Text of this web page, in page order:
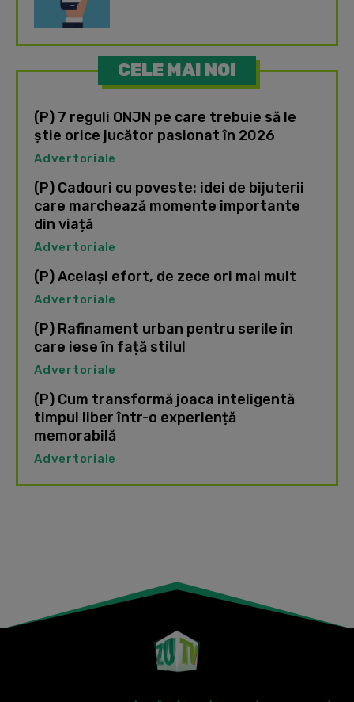
CELE MAI NOI
(P) 7 reguli ONJN pe care trebuie să le
știe orice jucător pasionat în 2026
Advertoriale
(P) Cadouri cu poveste: idei de bijuterii
care marchează momente importante
din viață
Advertoriale
(P) Același efort, de zece ori mai mult
Advertoriale
(P) Rafinament urban pentru serile în
care iese în față stilul
Advertoriale
(P) Cum transformă joaca inteligentă
timpul liber într-o experiență
memorabilă
Advertoriale